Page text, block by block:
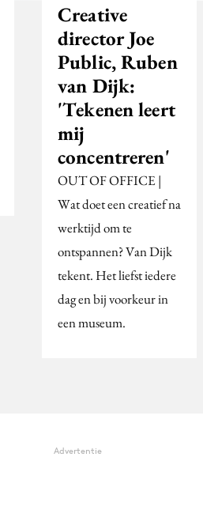
Creative
director Joe
Public, Ruben
van Dijk:
'Tekenen leert
mij
concentreren'
OUT OF OFFICE |
Wat doet een creatief na
werktijd om te
ontspannen? Van Dijk
tekent. Het liefst iedere
dag en bij voorkeur in
een museum.
Advertentie